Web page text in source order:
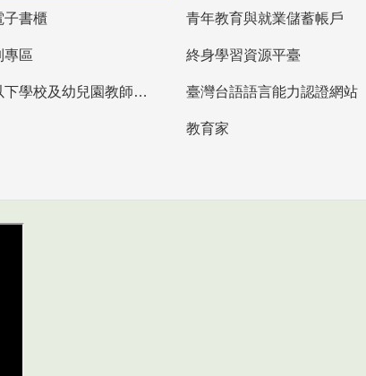
子書櫃 青年教育與就業儲蓄帳戶
專區 終身學習資源平臺
教育部高中等以下學校及幼兒園教師資格檢定考試 臺灣台語語言能力認證網站
教育家